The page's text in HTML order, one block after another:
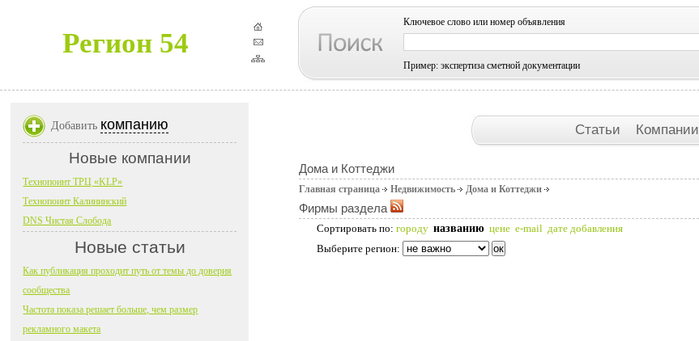
Регион 54
Ключевое слово или номер объявления
Пример: экспертиза сметной документации
Статьи Компании
Дома и Коттеджи
Главная страница Недвижимость Дома и Коттеджи
Фирмы раздела
Сортировать по: городу названию цене e-mail дате добавления
Выберите регион:
Добавить компанию
Новые компании
Технопоинт ТРЦ «KLP»
Технопоинт Калининский
DNS Чистая Слобода
Новые статьи
Как публикация проходит путь от темы до доверия
сообщества
Частота показа решает больше, чем размер
рекламного макета